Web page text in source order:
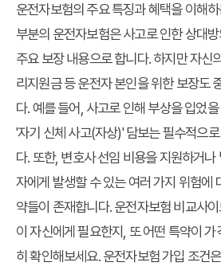
운전자보험의 주요 특징과 혜택을 이해
부분의 운전자보험은 사고로 인한 상대
주요 보장 내용으로 합니다. 하지만 자신
리지원금 등 운전자 본인을 위한 보장도
다. 예를 들어, 사고로 인해 부상을 입었
'자기 신체 사고(자상)' 담보는 필수적으
다. 또한, 변호사 선임 비용을 지원하거
자에게 발생할 수 있는 여러 가지 위험에
약들이 존재합니다. 운전자보험 비교사
이 자신에게 필요한지, 또 어떤 특약이
히 확인해보세요. 운전자보험 가입 조건